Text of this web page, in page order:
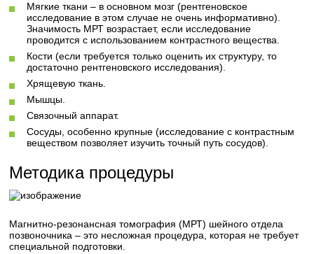
Мягкие ткани – в основном мозг (рентгеновское
исследование в этом случае не очень информативно).
Значимость МРТ возрастает, если исследование
проводится с использованием контрастного вещества.
Кости (если требуется только оценить их структуру, то
достаточно рентгеновского исследования).
Хрящевую ткань.
Мышцы.
Связочный аппарат.
Сосуды, особенно крупные (исследование с контрастным
веществом позволяет изучить точный путь сосудов).
Методика процедуры
Магнитно-резонансная томография (МРТ) шейного отдела
позвоночника – это несложная процедура, которая не требует
специальной подготовки.